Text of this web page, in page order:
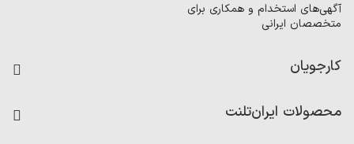
آگهی‌های استخدام و همکاری برای
متخصصان ایرانی
کارجویان
رزومه ساز
محصولات ایران‌تلنت